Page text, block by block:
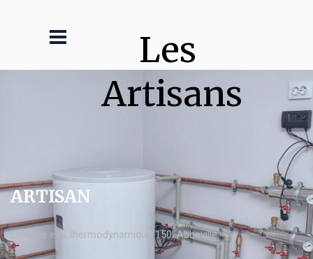
Les
Artisans
ARTISAN
chauffe eau thermodynamique 150l Abbeville